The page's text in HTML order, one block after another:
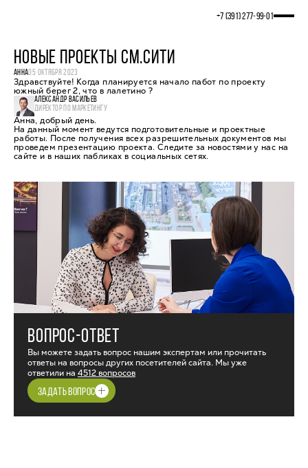
+7 (391) 277‒99‒01
НОВЫЕ ПРОЕКТЫ СМ.СИТИ
АННА05 ОКТЯБРЯ 2023
Здравствуйте! Когда планируется начало пабот по проекту
южный берег 2, что в лалетино ?
АЛЕКСАНДР ВАСИЛЬЕВ
ДИРЕКТОР ПО МАРКЕТИНГУ
Анна, добрый день.
На данный момент ведутся подготовительные и проектные
работы. После получения всех разрешительных документов мы
проведем презентацию проекта. Следите за новостями у нас на
сайте и в наших пабликах в социальных сетях.
ВОПРОС-ОТВЕТ
Вы можете задать вопрос нашим экспертам или прочитать
ответы на вопросы других посетителей сайта. Мы уже
ответили на 4512 вопросов
ЗАДАТЬ ВОПРОС